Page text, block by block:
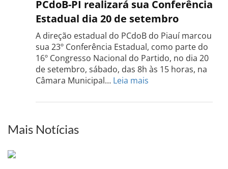
do
Sul
dia
PCdoB-PI realizará sua Conferência
Estadual dia 20 de setembro
A direção estadual do PCdoB do Piauí marcou
sua 23º Conferência Estadual, como parte do
16º Congresso Nacional do Partido, no dia 20
de setembro, sábado, das 8h às 15 horas, na
Câmara Municipal… Leia mais
PI
Mais Notícias